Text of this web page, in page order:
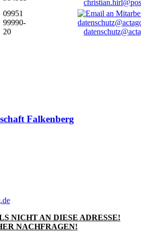
09951
99990-
20
Falkenberg
NICHT AN DIESE ADRESSE!
NACHFRAGEN!